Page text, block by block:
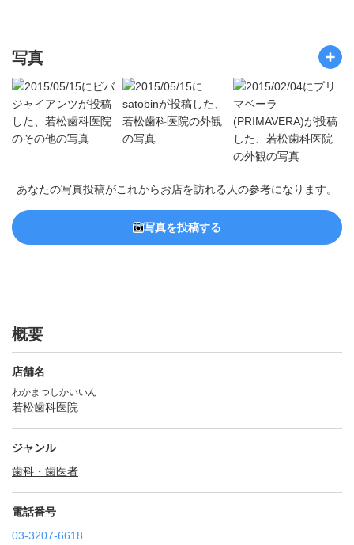
写真
あなたの写真投稿がこれからお店を訪れる人の参考になります。
写真を投稿する
概要
店舗名
わかまつしかいいん
若松歯科医院
ジャンル
歯科・歯医者
電話番号
03-3207-6618